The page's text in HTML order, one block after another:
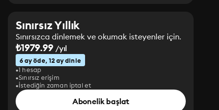
Sınırsız Yıllık
Sınırsızca dinlemek ve okumak isteyenler için.
₺1979.99/yıl
6 ay öde, 12 ay dinle
1 hesap
Sınırsız erişim
İstediğin zaman iptal et
Abonelik başlat